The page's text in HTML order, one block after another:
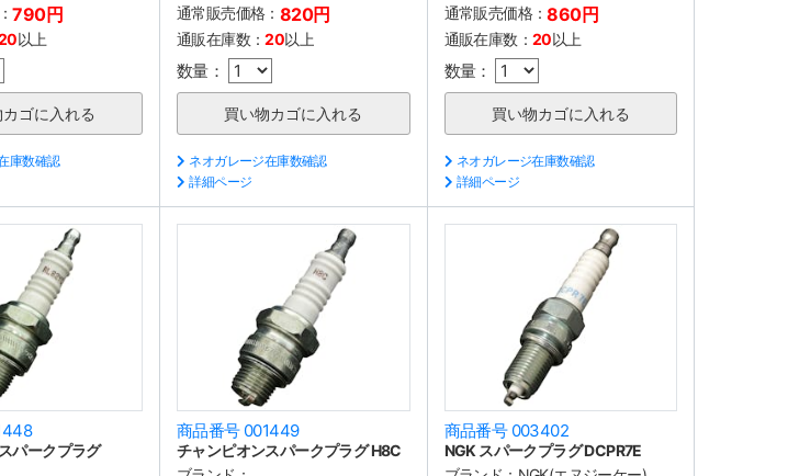
790円
以上
庫数確認
通常販売価格： 820円
通販在庫数：20以上
数量：
ネオガレージ在庫数確認
詳細ページ
通常販売価格：860円
通販在庫数： 20以上
数量：
ネオガレージ在庫数確認
詳細ページ
パークプラグ
商品番号 001449
チャンピオンスパークプラグ H8C
商品番号 003402
NGK スパークプラグ DCPR7E